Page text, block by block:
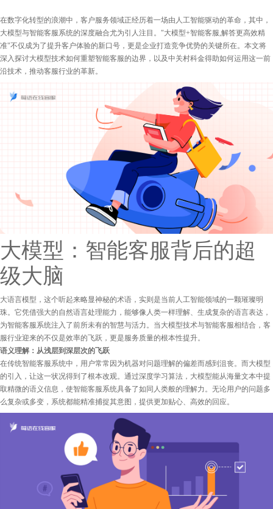
在数字化转型的浪潮中，客户服务领域正经历着一场由人工智能驱动的革命，其中，
大模型与智能客服系统的深度融合尤为引人注目。"大模型+智能客服,解答更高效精
准"不仅成为了提升客户体验的新口号，更是企业打造竞争优势的关键所在。本文将
深入探讨大模型技术如何重塑智能客服的边界，以及中关村科金得助如何运用这一前
沿技术，推动客服行业的革新。
大模型：智能客服背后的超
级大脑
大语言模型，这个听起来略显神秘的术语，实则是当前人工智能领域的一颗璀璨明
珠。它凭借强大的自然语言处理能力，能够像人类一样理解、生成复杂的语言表达，
为智能客服系统注入了前所未有的智慧与活力。当大模型技术与智能客服相结合，客
服行业迎来的不仅是效率的飞跃，更是服务质量的根本性提升。
语义理解：从浅层到深层次的飞跃
在传统智能客服系统中，用户常常因为机器对问题理解的偏差而感到沮丧。而大模型
的引入，让这一状况得到了根本改观。通过深度学习算法，大模型能从海量文本中提
取精微的语义信息，使智能客服系统具备了如同人类般的理解力。无论用户的问题多
么复杂或多变，系统都能精准捕捉其意图，提供更加贴心、高效的回应。